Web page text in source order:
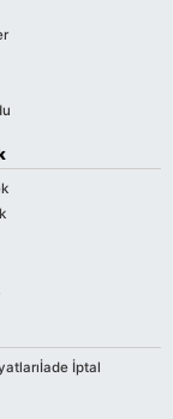
İade İptal